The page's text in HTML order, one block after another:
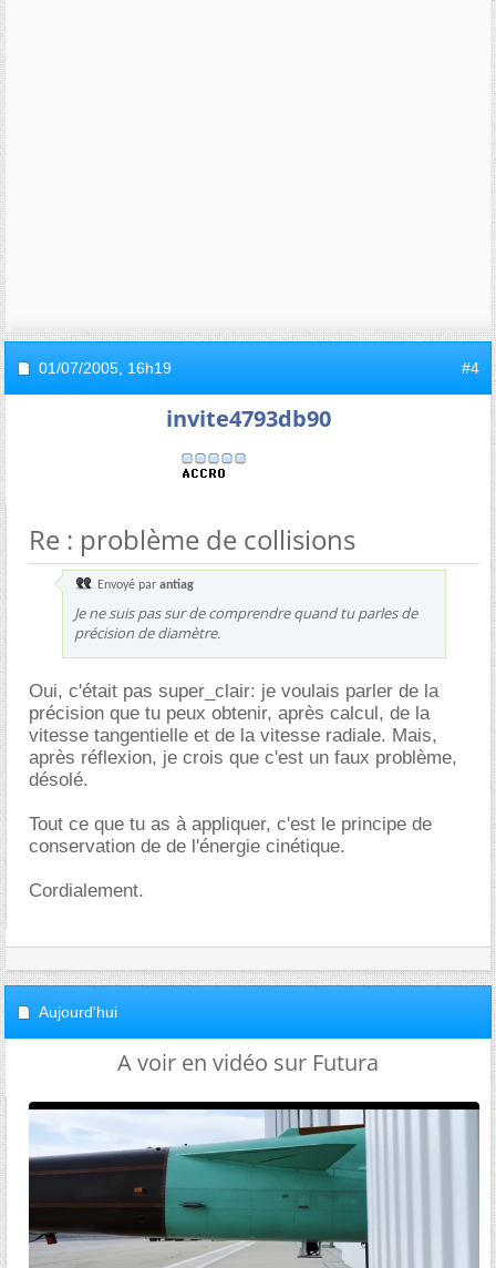
01/07/2005, 16h19 #4
invite4793db90
Re : problème de collisions
Envoyé par antiag
Je ne suis pas sur de comprendre quand tu parles de
précision de diamètre.
Oui, c'était pas super_clair: je voulais parler de la
précision que tu peux obtenir, après calcul, de la
vitesse tangentielle et de la vitesse radiale. Mais,
après réflexion, je crois que c'est un faux problème,
désolé.
Tout ce que tu as à appliquer, c'est le principe de
conservation de de l'énergie cinétique.
Cordialement.
Aujourd'hui
A voir en vidéo sur Futura